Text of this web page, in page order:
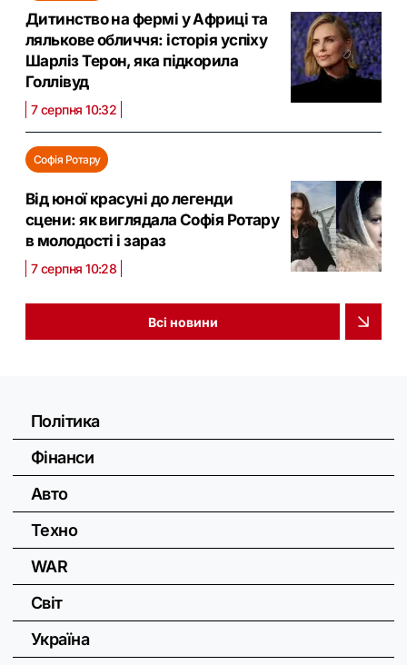
Дитинство на фермі у Африці та
лялькове обличчя: історія успіху
Шарліз Терон, яка підкорила
Голлівуд
7 серпня 10:32
Софія Ротару
Від юної красуні до легенди
сцени: як виглядала Софія Ротару
в молодості і зараз
7 серпня 10:28
Всі новини
Політика
Фінанси
Авто
Техно
WAR
Світ
Україна